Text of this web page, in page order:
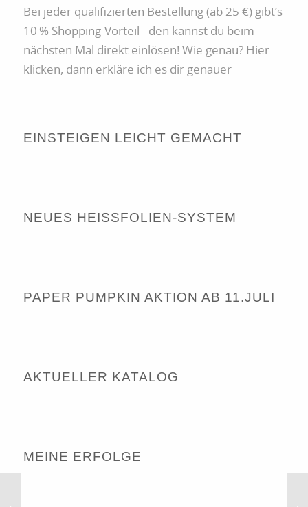
Bei jeder qualifizierten Bestellung (ab 25 €) gibt’s
10 % Shopping-Vorteil– den kannst du beim
nächsten Mal direkt einlösen! Wie genau? Hier
klicken, dann erkläre ich es dir genauer
EINSTEIGEN LEICHT GEMACHT
NEUES HEISSFOLIEN-SYSTEM
PAPER PUMPKIN AKTION AB 11.JULI
AKTUELLER KATALOG
MEINE ERFOLGE